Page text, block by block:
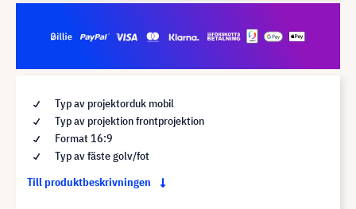
Typ av projektorduk mobil
Typ av projektion frontprojektion
Format 16:9
Typ av fäste golv/fot
Till produktbeskrivningen